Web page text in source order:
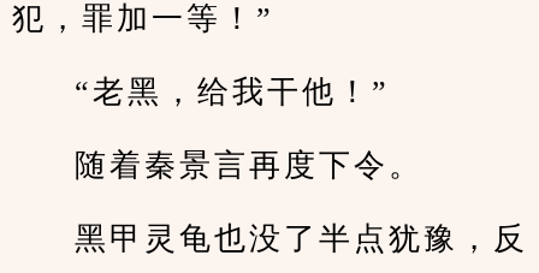
犯，罪加一等！”
“老黑，给我干他！”
随着秦景言再度下令。
黑甲灵龟也没了半点犹豫，反